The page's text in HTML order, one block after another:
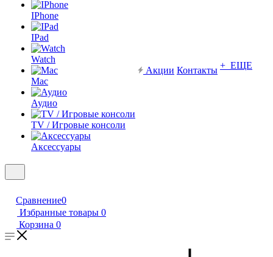
IPhone
IPad
Watch
Mac
Аудио
TV / Игровые консоли
Аксессуары
Акции Контакты + ЕЩЕ
Сравнение0
Избранные товары 0
Корзина 0